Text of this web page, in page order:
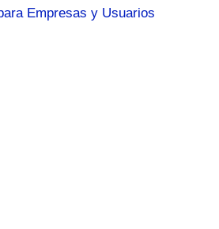
Empresas y Usuarios